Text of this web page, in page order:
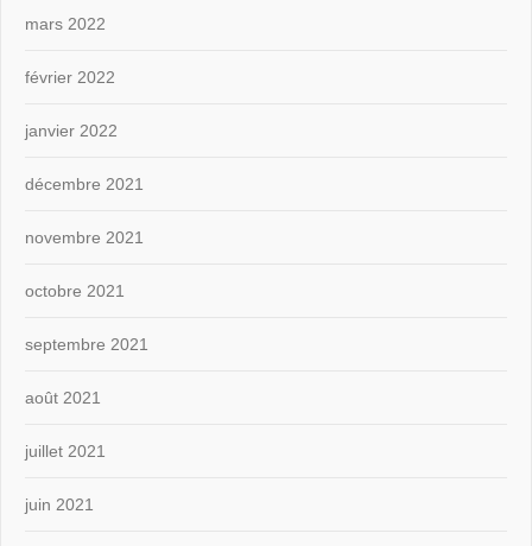
mars 2022
février 2022
janvier 2022
décembre 2021
novembre 2021
octobre 2021
septembre 2021
août 2021
juillet 2021
juin 2021